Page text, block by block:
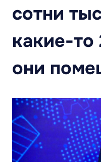
сотни
какие-
они